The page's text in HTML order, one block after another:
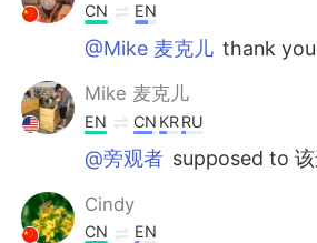
CN EN
@Mike 麦克儿 thank you
Mike 麦克儿
EN CN KRRU
@旁观者 supposed to 该
Cindy
CN EN